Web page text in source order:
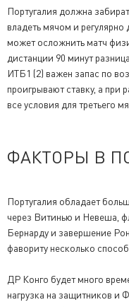
Португалия должна
владеть мячом и
может осложнить матч
дистанции 90 минут
ИТБ1 (2) важен запас по
проигрывают ставку, а при
все условия для третьего
ФАКТОРЫ В
Португалия обладает
через Витинью и Невеша,
Бернарду и завершение
фавориту несколько
ДР Конго будет много
нагрузка на защитников и